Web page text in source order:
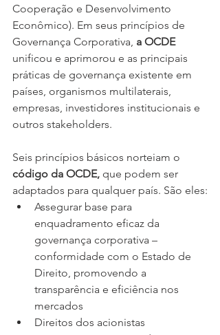
Cooperação e Desenvolvimento
Econômico). Em seus princípios de
Governança Corporativa, a OCDE
unificou e aprimorou e as principais
práticas de governança existente em
países, organismos multilaterais,
empresas, investidores institucionais e
outros stakeholders.
Seis princípios básicos norteiam o
código da OCDE, que podem ser
adaptados para qualquer país. São eles:
Assegurar base para
enquadramento eficaz da
governança corporativa –
conformidade com o Estado de
Direito, promovendo a
transparência e eficiência nos
mercados
Direitos dos acionistas